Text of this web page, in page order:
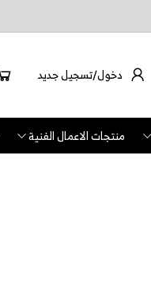
دخول/تسجيل جديد
منتجات الاعمال الفنية